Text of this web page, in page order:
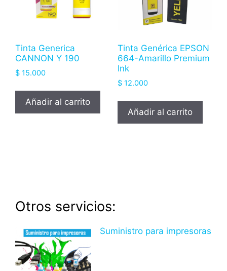
Tinta Generica
CANNON Y 190
$ 15.000
Añadir al carrito
Tinta Genérica EPSON
664-Amarillo Premium
Ink
$12.000
Añadir al carrito
Otros servicios:
Suministro para impresoras